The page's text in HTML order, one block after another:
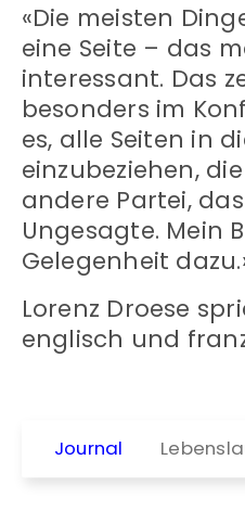
«Die meisten
eine Seite – das
interessant. Das
besonders im
es, alle Seiten in
einzubeziehen,
andere Partei,
Ungesagte. Mein
Gelegenheit
Lorenz Droese
englisch und
Journal